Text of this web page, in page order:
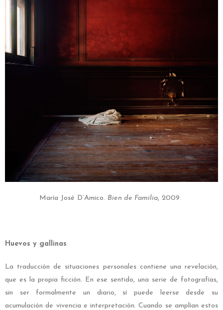
María José D’Amico. Bien de Familia, 2009.
Huevos y gallinas
La traducción de situaciones personales contiene una revelación,
que es la propia ficción. En ese sentido, una serie de fotografías,
sin ser formalmente un diario, sí puede leerse desde su
acumulación de vivencia e interpretación. Cuando se amplían estos